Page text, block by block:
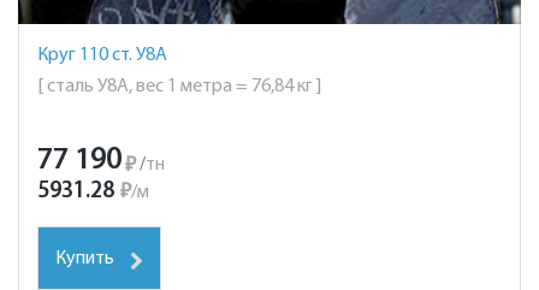
Круг 110 ст. У8А
[ сталь У8А, вес 1 метра = 76,84 кг ]
77 190₽ /тн
5931.28 ₽/м
Купить